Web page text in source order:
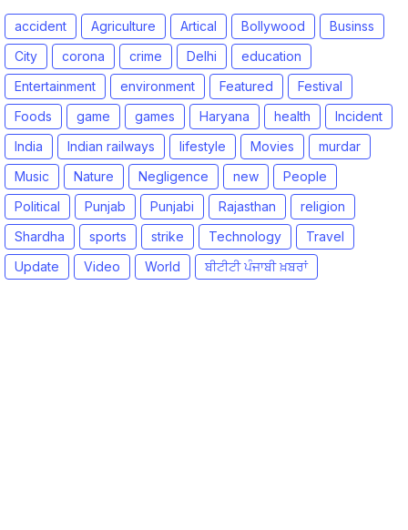
accident Agriculture Artical Bollywood
Businss
City
corona crime Delhi
education
Entertainment
environment Featured
Festival
Foods
game games Haryana health
Incident
India
Indian railways lifestyle Movies
murdar
Music
Nature Negligence new
People
Political
Punjab Punjabi Rajasthan
religion
Shardha
sports strike Technology
Travel
Update
Video World ਬੀਟੀਟੀ ਪੰਜਾਬੀ ਖ਼ਬਰਾਂ